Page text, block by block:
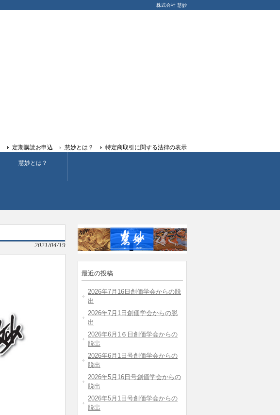
株式会社 慧妙
定期購読お申込 慧妙とは？ 特定商取引に関する法律の表示
慧妙とは？
2021/04/19
最近の投稿
2026年7月16日創価学会からの脱
出
2026年7月1日創価学会からの脱
出
2026年6月1６日創価学会からの
脱出
2026年6月1日号創価学会からの
脱出
2026年5月16日号創価学会からの
脱出
2026年5月1日号創価学会からの
脱出